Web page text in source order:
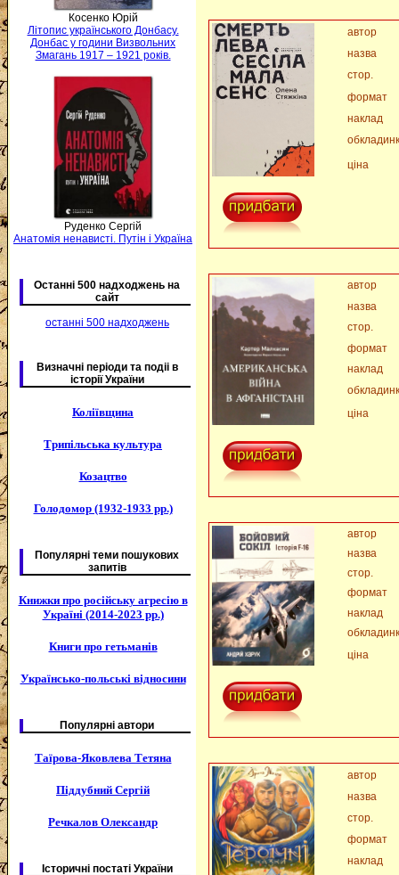
Косенко Юрій
Літопис українського Донбасу.
Донбас у години Визвольних
Змагань 1917 – 1921 років.
Руденко Сергій
Анатомія ненависті. Путін і Україна
Останні 500 надходжень на
сайт
останні 500 надходжень
Визначні періоди та подіі в
історії України
Коліївщина
Трипільська культура
Козацтво
Голодомор (1932-1933 рр.)
Популярні теми пошукових
запитів
Книжки про російську агресію в
Україні (2014-2023 рр.)
Книги про гетьманів
Українсько-польські відносини
Популярні автори
Таїрова-Яковлева Тетяна
Піддубний Сергій
Речкалов Олександр
Історичні постаті України
автор
назва
стор.
формат
наклад
ціна
автор
назва
стор.
формат
наклад
ціна
автор
назва
стор.
формат
наклад
ціна
автор
назва
стор.
формат
наклад